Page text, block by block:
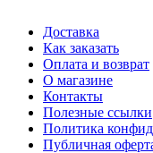
Доставка
Как заказать
Оплата и возврат
О магазине
Контакты
Полезные ссылки
Политика
Публичная